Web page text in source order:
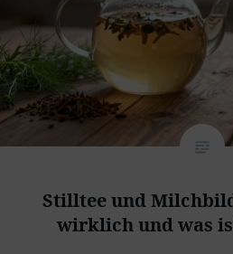
Stilltee und
wirklich und was